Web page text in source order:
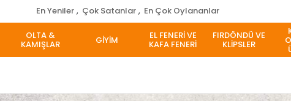
En Yeniler , Çok Satanlar , En Çok Oylananlar
OLTA &
KAMIŞLAR GİYİM EL FENERİ VE
KAFA FENERİ
FIRDÖNDÜ VE
KLİPSLER